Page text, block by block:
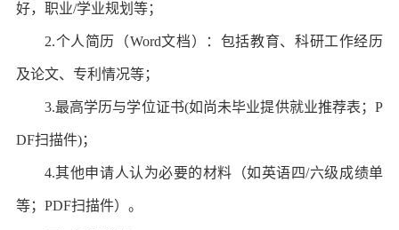
好，职业/学业规划等；
2.个人简历（Word文档）：包括教育、科研工作经历
及论文、专利情况等；
3.最高学历与学位证书(如尚未毕业提供就业推荐表；P
DF扫描件)；
4.其他申请人认为必要的材料（如英语四/六级成绩单
等；PDF扫描件）。